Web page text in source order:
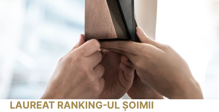
LAUREAT RANKING-UL ȘOIMII